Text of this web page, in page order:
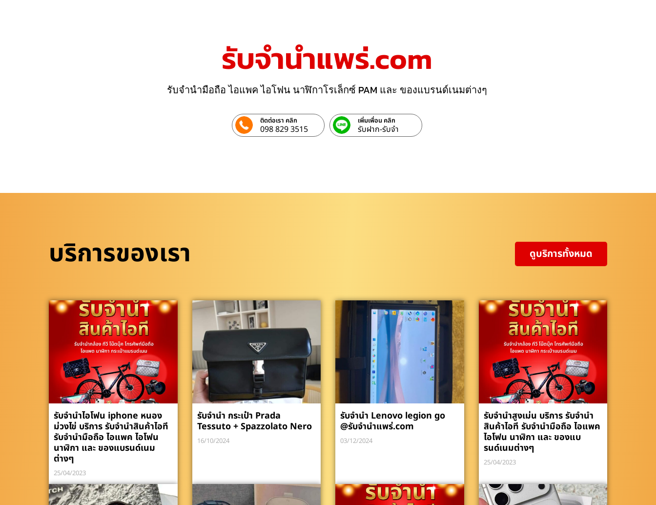
รับจํานําแพร่.com
รับจำนำมือถือ ไอแพค ไอโฟน นาฬิกาโรเล็กซ์ PAM และ ของแบรนด์เนมต่างๆ
ติดต่อเรา คลิก
098 829 3515
เพิ่มเพื่อน คลิก
รับฝาก-รับจํา
บริการของเรา ดูบริการทั้งหมด
รับจำนำไอโฟน iphone หนอง
ม่วงไข่ บริการ รับจำนำสินค้าไอที
รับจำนำมือถือ ไอแพค ไอโฟน
นาฬิกา และ ของแบรนด์เนม
ต่างๆ
25/04/2023
รับจำนำ กระเป๋า Prada
Tessuto + Spazzolato Nero
16/10/2024
รับจำนำ Lenovo legion go
@รับจำนำแพร่.com
03/12/2024
รับจำนำสูงเม่น บริการ รับจำนำ
สินค้าไอที รับจำนำมือถือ ไอแพค
ไอโฟน นาฬิกา และ ของแบ
รนด์เนมต่างๆ
25/04/2023